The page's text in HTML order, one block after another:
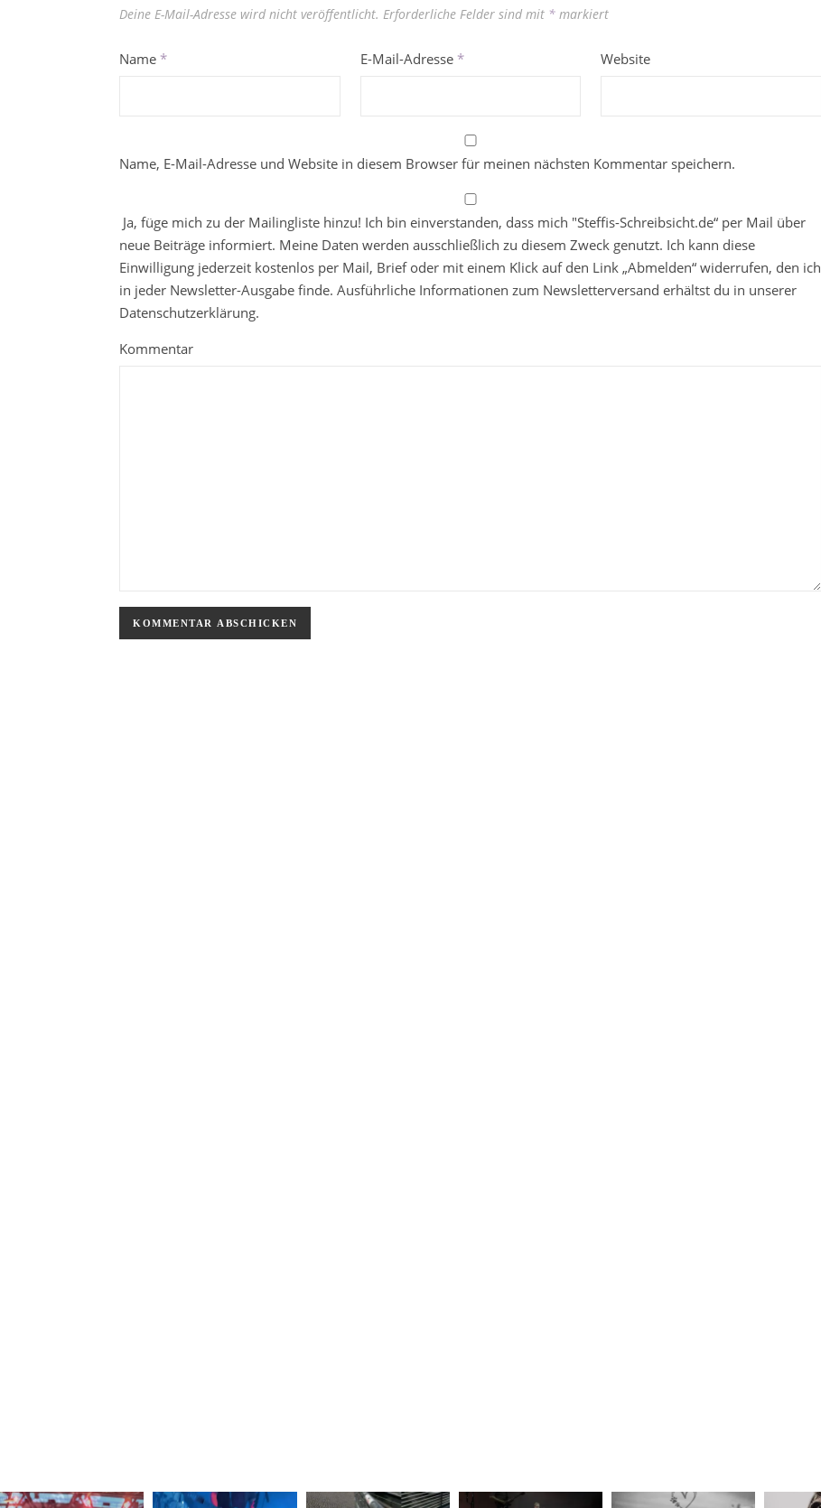
Deine E-Mail-Adresse wird nicht veröffentlicht. Erforderliche Felder sind mit * markiert
Name * E-Mail-Adresse * Website
Name, E-Mail-Adresse und Website in diesem Browser für meinen nächsten Kommentar speichern.
Ja, füge mich zu der Mailingliste hinzu! Ich bin einverstanden, dass mich "Steffis-Schreibsicht.de“ per Mail über
neue Beiträge informiert. Meine Daten werden ausschließlich zu diesem Zweck genutzt. Ich kann diese
Einwilligung jederzeit kostenlos per Mail, Brief oder mit einem Klick auf den Link „Abmelden“ widerrufen, den ich
in jeder Newsletter-Ausgabe finde. Ausführliche Informationen zum Newsletterversand erhältst du in unserer
Datenschutzerklärung.
Kommentar